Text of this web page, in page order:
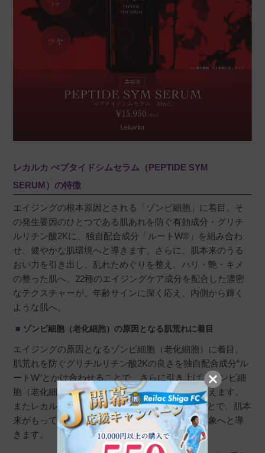
レカルカ ぺプタイドシムセラム（PEPTIDE SYM
SERUM）の特徴
エイジングの根本原因とされる「ゾンビ細胞」に着目。そ
の発生要因のひとつである肌あれを防ぐ有効成分・グリチ
ルリチン酸2Kに、独自配合成分「ルートW®」を組み合わ
せ、健やかな肌環境へと導きます。さらに、肌本来のうる
おい力を引き出し、乱れためぐりを整え、ハリ・艶・キメ
の整った肌へ。22種のエイジングケア成分を配合した濃密
なテクスチャーが、年齢サインに深く応え、内側から輝く
ような肌へ。
ゾンビ細胞（老化細胞）の原因となる肌荒れに着目
エイジングの原因となるゾンビ細胞（老化細胞）に着目。
肌荒れを防ぐグリチルリチン酸2Kの良さを独自配合成分“ル
ートW”とかけ合わせることで、さらに引き上げ、ゾンビ細
胞（老化細胞）が生まれにくい健やかなお肌へ整えます。
またレカルカオリジナル成分のLPSを配合することで、肌本
来がもっていた若々しい、うるおいに満ちた肌印象へと導
きます。